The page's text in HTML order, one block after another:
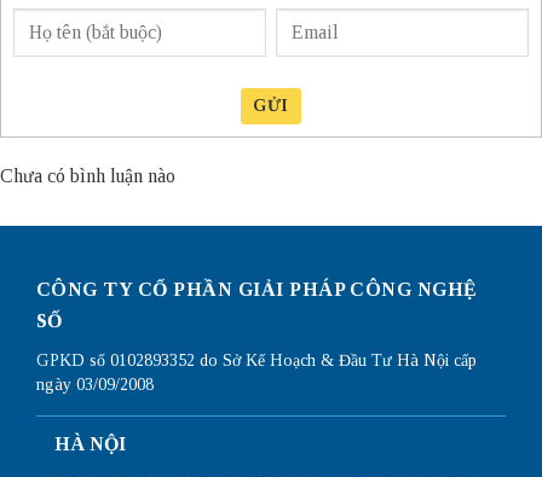
GỬI
Chưa có bình luận nào
CÔNG TY CỔ PHẦN GIẢI PHÁP CÔNG NGHỆ
SỐ
GPKD số 0102893352 do Sở Kế Hoạch & Đầu Tư Hà Nội cấp
ngày 03/09/2008
HÀ NỘI